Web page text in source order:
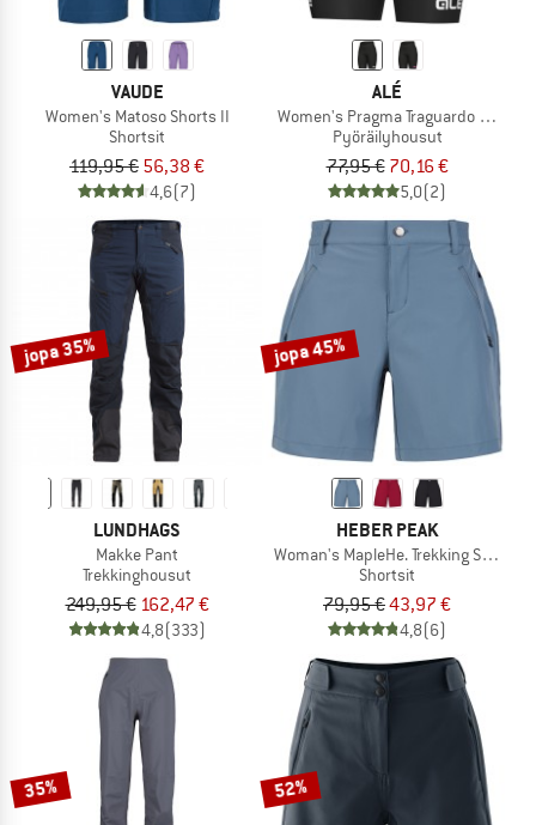
VAUDE
Women's Matoso Shorts II
Shortsit
119,95 € 56,38 €
4,6(7)
ALÉ
Women's Pragma Traguardo 2.0
Pyöräilyhousut
77,95 € 70,16 €
5,0(2)
jopa 35%
LUNDHAGS
Makke Pant
Trekkinghousut
249,95 € 162,47 €
4,8(333)
jopa 45%
HEBER PEAK
Woman's MapleHe. Trekking Shorts
Shortsit
79,95 €43,97 €
4,8(6)
35% 52%